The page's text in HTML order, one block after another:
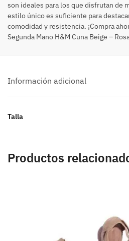
son ideales para los que disfrutan de
estilo único es suficiente para
comodidad y resistencia. ¡Compra
Segunda Mano H&M Cuna Beige –
Información adicional
Talla
Productos